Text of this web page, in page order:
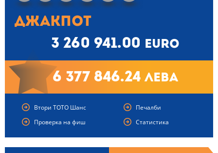
Джакпот
3 260 941.00
euro
6 377 846.24 лева
Втори ТОТО Шанс
Печалби
Проверка на фиш
Статистика